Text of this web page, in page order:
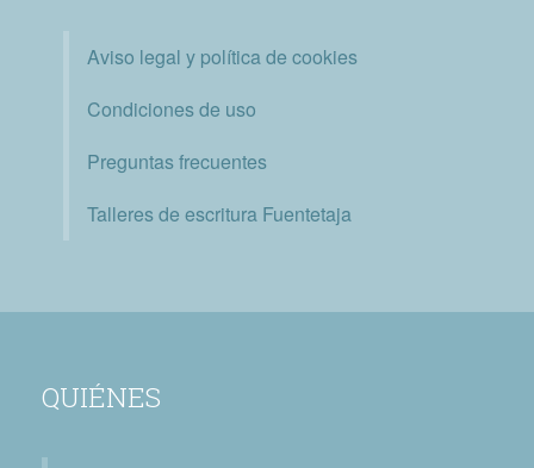
Aviso legal y política de cookies
Condiciones de uso
Preguntas frecuentes
Talleres de escritura Fuentetaja
QUIÉNES